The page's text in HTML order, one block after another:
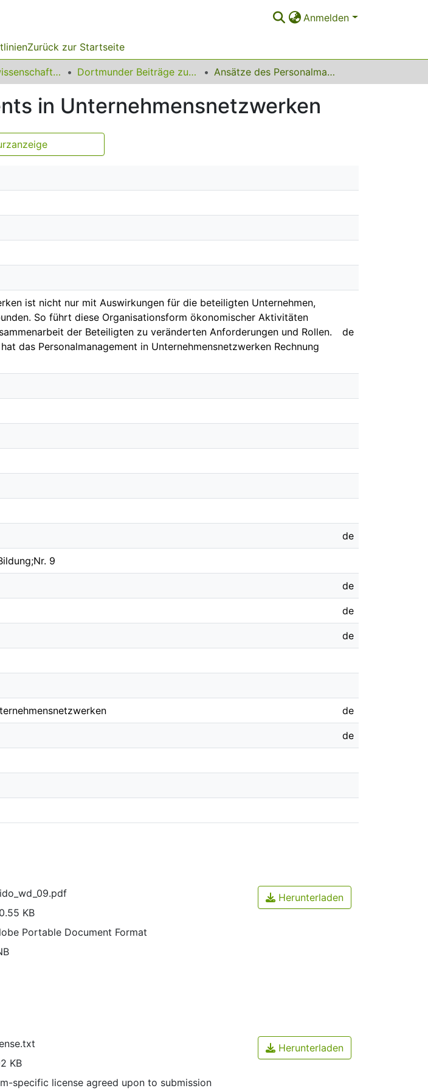
Anmelden
Zurück zur Startseite
Wirtschaftswissenschaft und Ökonomische Bildung Dortmunder Beiträge zur ökonomischen Bildung Ansätze des Personalmanagements in Unternehmensnetzwerken
in Unternehmensnetzwerken
ist nicht nur mit Auswirkungen für die beteiligten Unternehmen,
So führt diese Organisationsform ökonomischer Aktivitäten
der Beteiligten zu veränderten Anforderungen und Rollen.
das Personalmanagement in Unternehmensnetzwerken Rechnung
de
de
9
de
de
de
de
de
KB
Portable Document Format
Herunterladen
KB
specific license agreed upon to submission
Herunterladen